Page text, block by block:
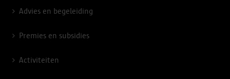
Advies en begeleiding
Premies en subsidies
Activiteiten